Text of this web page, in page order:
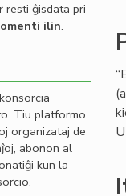
resti ĝisdata pri
ilin.
Tiu platformo
organizataj de
abonon al
kun la